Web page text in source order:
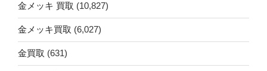
金メッキ 買取 (10,827)
金メッキ買取 (6,027)
金買取 (631)